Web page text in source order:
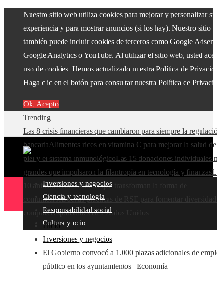
Nuestro sitio web utiliza cookies para mejorar y personalizar su
experiencia y para mostrar anuncios (si los hay). Nuestro sitio
también puede incluir cookies de terceros como Google
Google Analytics o YouTube. Al utilizar el sitio web, usted
uso de cookies. Hemos actualizado nuestra Política de
Haga clic en el botón para consultar nuestra Política de
Ok, Acepto
Trending
Las 8 crisis financieras que cambiaron para siempre la
bancariaAlimentos ricos en vitamina C para mejorar la salud
piel y el sistema inmunológicoLas 15 donaciones individuales
grandes que impulsaron la filantropía en tecnología y finanzas
10 animales con sentidos que transforman la forma de
comunicarseBuenas prácticas de RSE para fomentar
compras responsables en Estados Unidos
Inversiones y negocios
Ciencia y tecnología
Responsabilidad social
Cultura y ocio
Inicio
Inversiones y negocios
El Gobierno convocó a 1.000 plazas adicionales de
público en los ayuntamientos | Economía